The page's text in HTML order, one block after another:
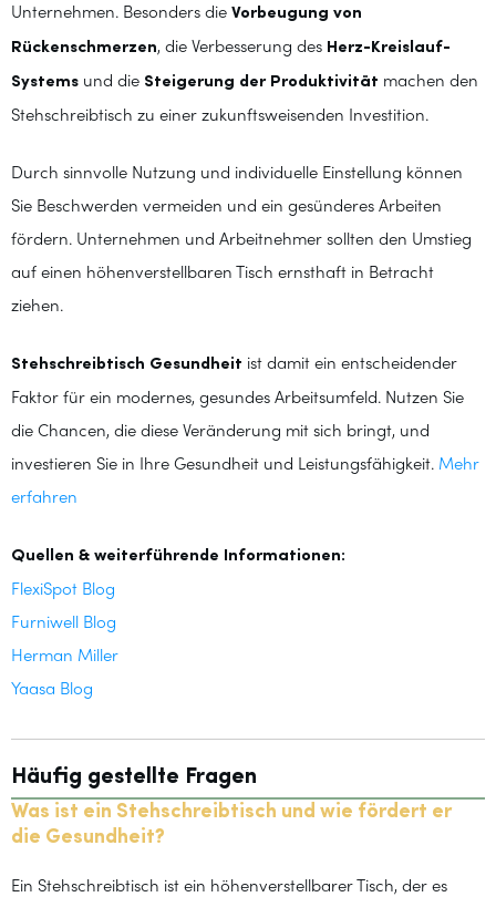
Unternehmen. Besonders die Vorbeugung von
Rückenschmerzen, die Verbesserung des Herz-Kreislauf-
Systems und die Steigerung der Produktivität machen den
Stehschreibtisch zu einer zukunftsweisenden Investition.
Durch sinnvolle Nutzung und individuelle Einstellung können
Sie Beschwerden vermeiden und ein gesünderes Arbeiten
fördern. Unternehmen und Arbeitnehmer sollten den Umstieg
auf einen höhenverstellbaren Tisch ernsthaft in Betracht
ziehen.
Stehschreibtisch Gesundheit ist damit ein entscheidender
Faktor für ein modernes, gesundes Arbeitsumfeld. Nutzen Sie
die Chancen, die diese Veränderung mit sich bringt, und
investieren Sie in Ihre Gesundheit und Leistungsfähigkeit. Mehr
erfahren
Quellen & weiterführende Informationen:
FlexiSpot Blog
Furniwell Blog
Herman Miller
Yaasa Blog
Häufig gestellte Fragen
Was ist ein Stehschreibtisch und wie fördert er
die Gesundheit?
Ein Stehschreibtisch ist ein höhenverstellbarer Tisch, der es